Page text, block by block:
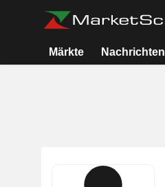
Märkte Nachrichten